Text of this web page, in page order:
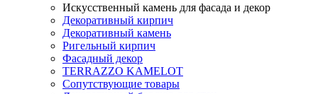
Искусственный камень для фасада и декор
Декоративный кирпич
Декоративный камень
Ригельный кирпич
Фасадный декор
TERRAZZO KAMELOT
Сопутствующие товары